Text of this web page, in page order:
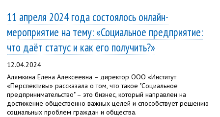
11 апреля 2024 года состоялось онлайн-
мероприятие на тему: «Социальное предприятие:
что даёт статус и как его получить?»
12.04.2024
Алямкина Елена Алексеевна – директор ООО «Институт
«Перспективы» рассказала о том, что такое "Социальное
предпринимательство" – это бизнес, который направлен на
достижение общественно важных целей и способствует решению
социальных проблем граждан и общества.